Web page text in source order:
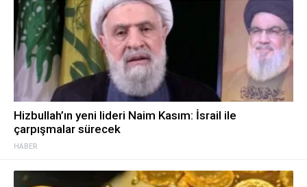
HABER
Hizbullah’ın yeni lideri Naim Kasım: İsrail ile
çarpışmalar sürecek